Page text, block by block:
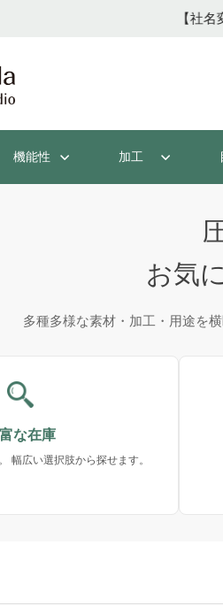
【社
機能性 加工
お気
多種多様な素材・加工・用途を
な在庫
幅広い選択肢から探せます。